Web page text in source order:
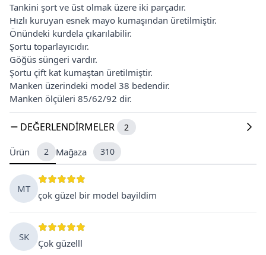
Tankini şort ve üst olmak üzere iki parçadır.
Hızlı kuruyan esnek mayo kumaşından üretilmiştir.
Önündeki kurdela çıkarılabilir.
Şortu toparlayıcıdır.
Göğüs süngeri vardır.
Şortu çift kat kumaştan üretilmiştir.
Manken üzerindeki model 38 bedendir.
Manken ölçüleri 85/62/92 dir.
DEĞERLENDIRMELER 2
Ürün 2 Mağaza 310
MT
çok güzel bir model bayildim
SK
Çok güzelll